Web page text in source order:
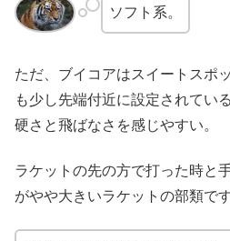
ソフト系。
ただ、ブイコアはスイートスポ
も少し先端付近に設定されてい
硬さと飛ばなさを感じやすい。
ラケットの先の方で打った時と
がやや大きいラケットの部類です